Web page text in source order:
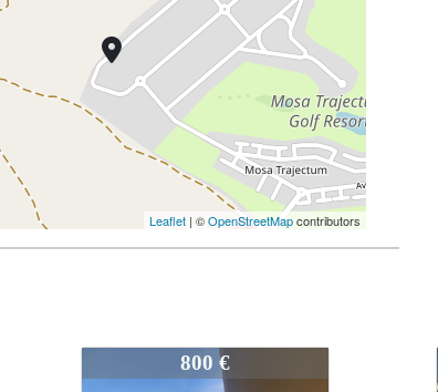
Leaflet | ©OpenStreetMapcontributors
700 €